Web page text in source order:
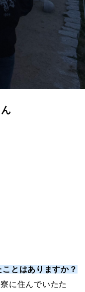
とはありますか？
に住んでいたた